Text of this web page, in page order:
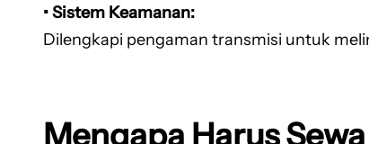
• Sistem Keamanan:
Dilengkapi pengaman transmisi untuk
Mengapa Harus